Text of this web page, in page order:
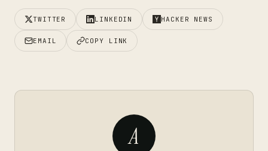
TWITTER LINKEDIN HACKER NEWS
EMAIL COPY LINK
A